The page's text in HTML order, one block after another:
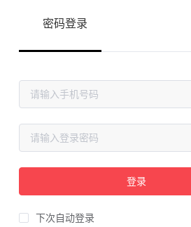
密码登录
登录
下次自动登录